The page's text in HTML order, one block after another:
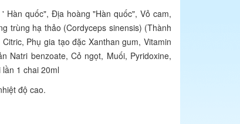
Hàn quốc", Địa hoàng "Hàn quốc", Vỏ cam,
trùng hạ thảo (Cordyceps sinensis) (Thành
Phụ gia tạo đặc Xanthan gum, Vitamin
Natri benzoate, Cỏ ngọt, Muối, Pyridoxine,
1 chai 20ml
độ cao.